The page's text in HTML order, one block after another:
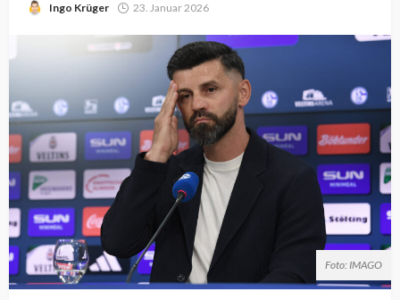
Ingo Krüger 23. Januar 2026
Foto: IMAGO